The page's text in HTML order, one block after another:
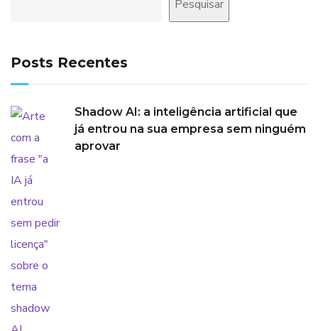
Pesquisar
Posts Recentes
Shadow AI: a inteligência artificial que
já entrou na sua empresa sem ninguém
aprovar